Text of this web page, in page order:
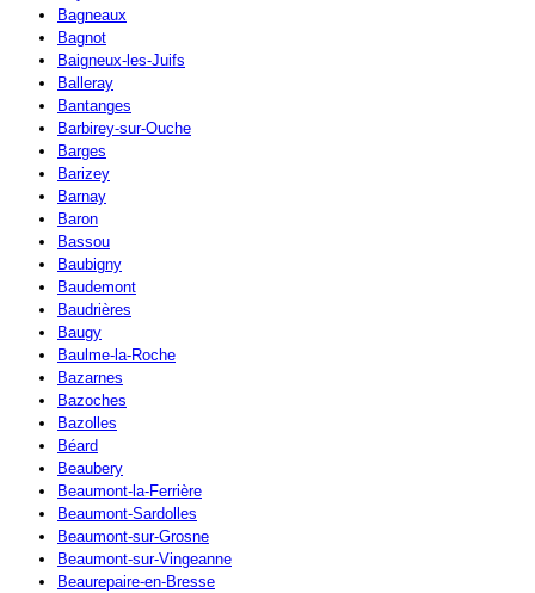
Bagneaux
Bagnot
Baigneux-les-Juifs
Balleray
Bantanges
Barbirey-sur-Ouche
Barges
Barizey
Barnay
Baron
Bassou
Baubigny
Baudemont
Baudrières
Baugy
Baulme-la-Roche
Bazarnes
Bazoches
Bazolles
Béard
Beaubery
Beaumont-la-Ferrière
Beaumont-Sardolles
Beaumont-sur-Grosne
Beaumont-sur-Vingeanne
Beaurepaire-en-Bresse